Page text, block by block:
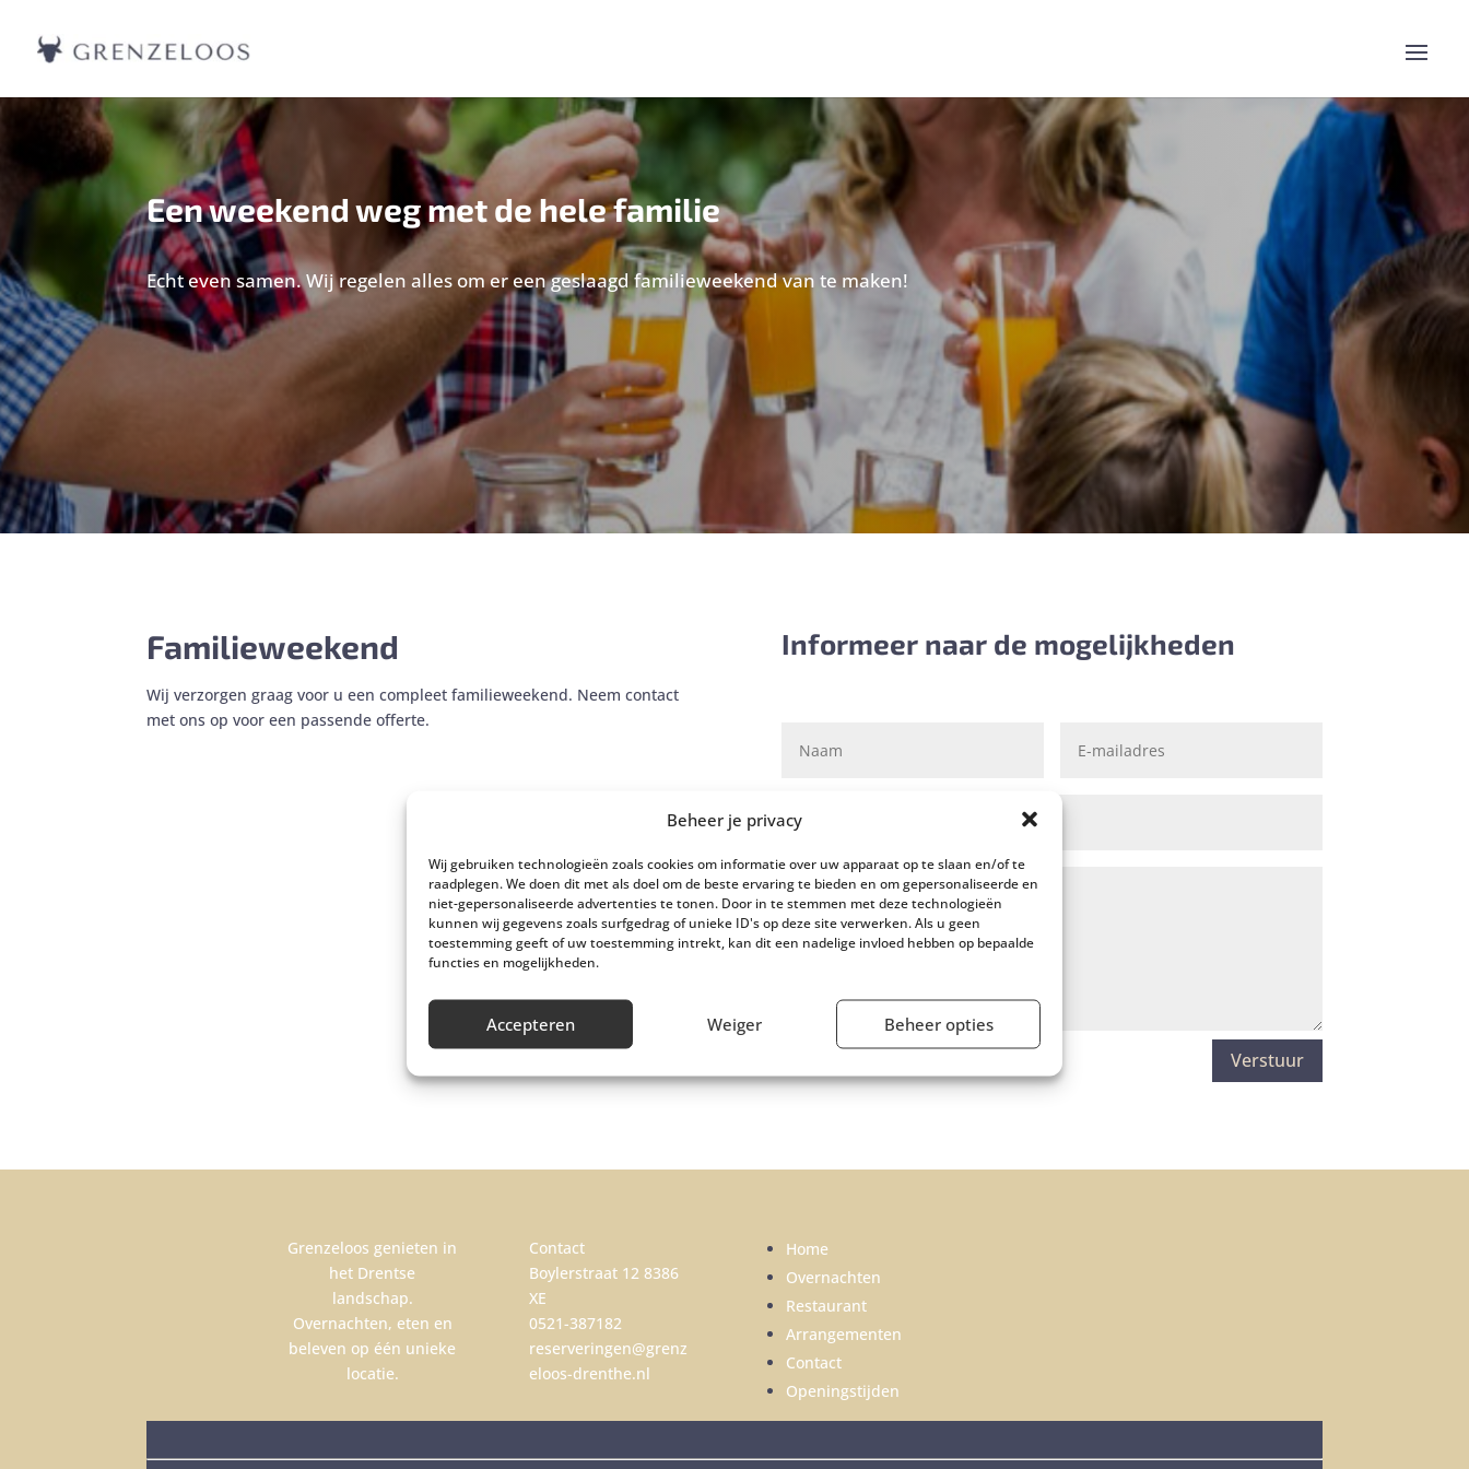
Beheer je privacy
Wij gebruiken technologieën zoals cookies om informatie over uw apparaat op te slaan en/of te
raadplegen. We doen dit met als doel om de beste ervaring te bieden en om gepersonaliseerde en
niet-gepersonaliseerde advertenties te tonen. Door in te stemmen met deze technologieën
kunnen wij gegevens zoals surfgedrag of unieke ID's op deze site verwerken. Als u geen
toestemming geeft of uw toestemming intrekt, kan dit een nadelige invloed hebben op bepaalde
functies en mogelijkheden.
Accepteren Weiger Beheer opties
Een weekend weg met de hele familie
Echt even samen. Wij regelen alles om er een geslaagd familieweekend van te maken!
Familieweekend
Wij verzorgen graag voor u een compleet familieweekend. Neem contact
met ons op voor een passende offerte.
Informeer naar de mogelijkheden
Verstuur
Grenzeloos genieten in
het Drentse
landschap.
Overnachten, eten en
beleven op één unieke
locatie.
Contact
Boylerstraat 12 8386
XE
0521-387182
reserveringen@grenz
eloos-drenthe.nl
Home
Overnachten
Restaurant
Arrangementen
Contact
Openingstijden